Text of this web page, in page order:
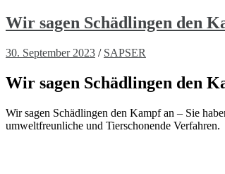
Wir sagen Schädlingen den
30. September 2023 / SAPSER
Wir sagen Schädlingen den
Wir sagen Schädlingen den Kampf an – Sie
umweltfreunliche und Tierschonende Verfahren.